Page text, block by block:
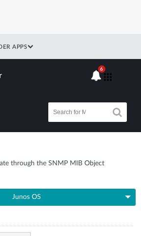
APPS
6
through the SNMP MIB Object
Junos OS